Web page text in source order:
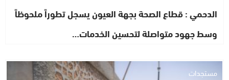
الدحمي : قطاع الصحة بجهة العيون يسجل تطوراً ملحوظاً
وسط جهود متواصلة لتحسين الخدمات…
مستجدات